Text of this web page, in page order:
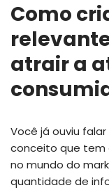
Como
atrair a
Você já ouviu
conceito que tem
no mundo do
quantidade de